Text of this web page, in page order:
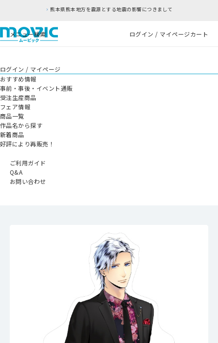
熊本県熊本地方を震源とする地震の影響につきまして
メニュー検索 ログイン / マイページカート
ログイン / マイページ
おすすめ情報
事前・事後・イベント通販
受注生産商品
フェア情報
商品一覧
作品名から探す
新着商品
好評により再販売！
ご利用ガイド
Q&A
お問い合わせ